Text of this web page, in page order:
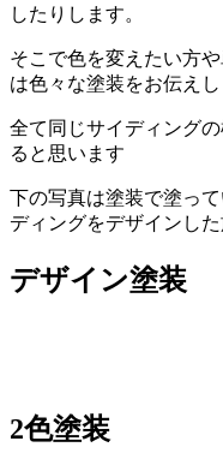
したりします。
そこで色を変えたい方
は色々な塗装をお伝え
全て同じサイディング
ると思います
下の写真は塗装で塗っ
ディングをデザインし
デザイン塗装
2色塗装